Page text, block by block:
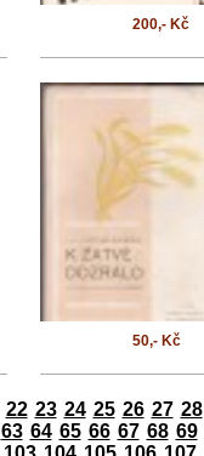
200,- Kč
50,- Kč
22 23 24 25 26 27 28
63 64 65 66 67 68 69